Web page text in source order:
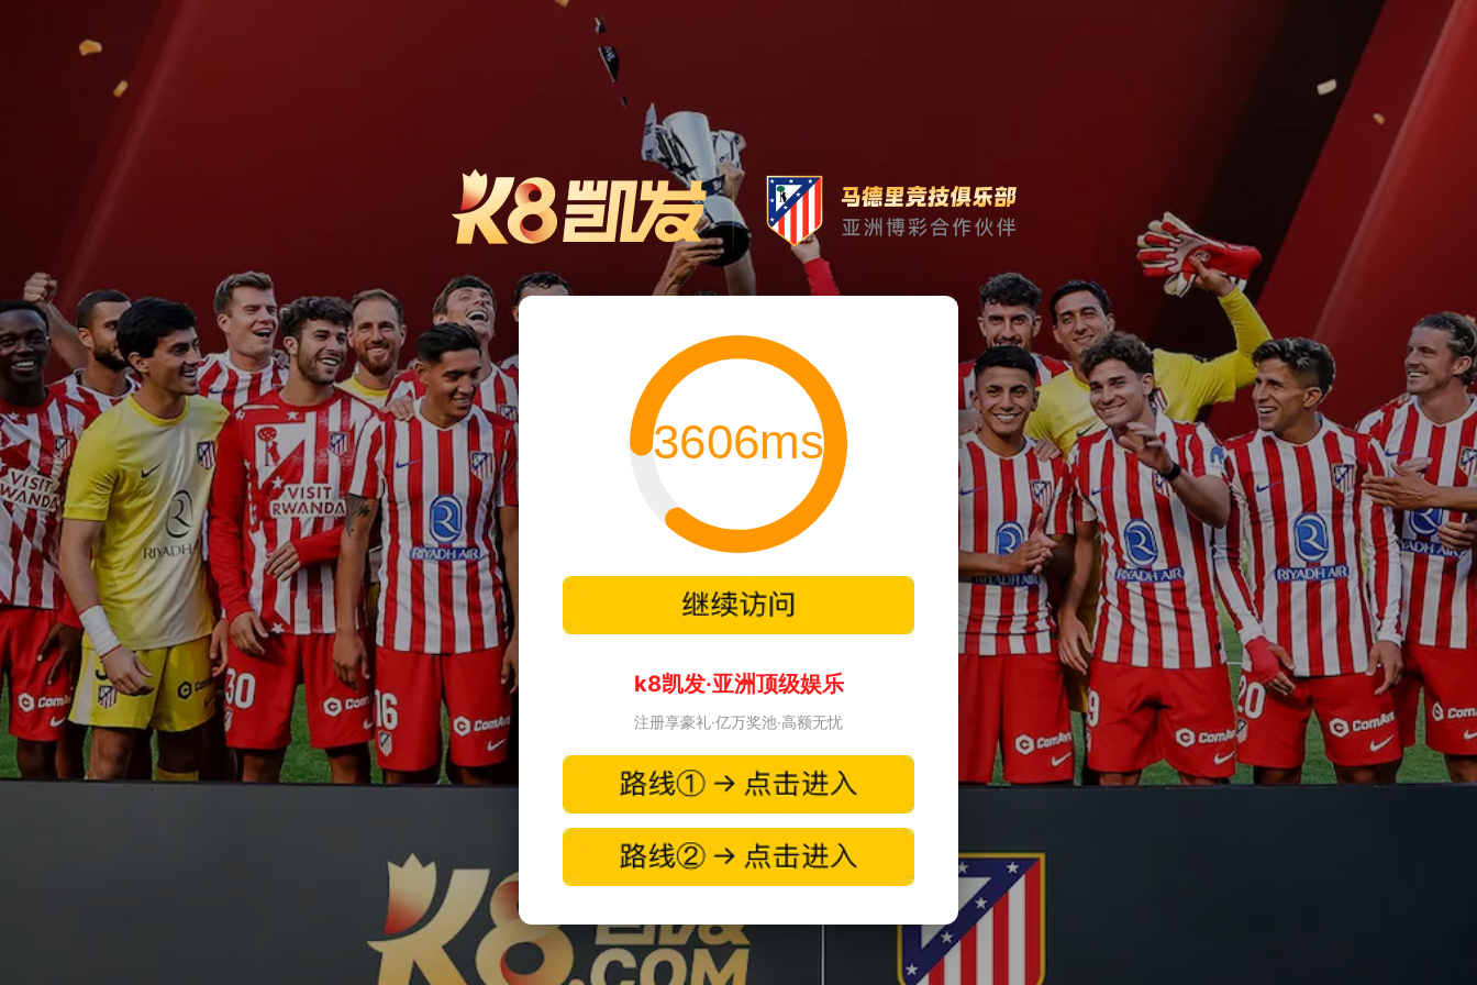
3606ms
k8凯发·亚洲顶级娱乐
注册享豪礼·亿万奖池·高额无忧